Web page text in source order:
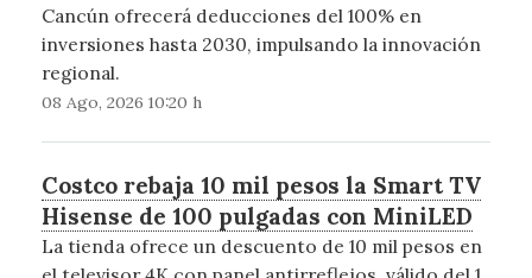
Cancún ofrecerá deducciones del 100% en
inversiones hasta 2030, impulsando la innovación
regional.
08 Ago, 2026 10:20 h
Costco rebaja 10 mil pesos la Smart TV
Hisense de 100 pulgadas con MiniLED
La tienda ofrece un descuento de 10 mil pesos en